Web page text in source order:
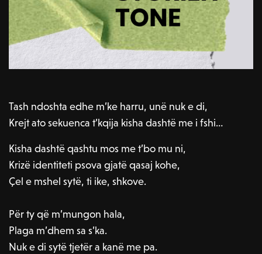
Tash ndoshta edhe m’ke harru, unë nuk e di,
Krejt ato sekuenca t’kqija kisha dashtë me i fshi…
Kisha dashtë qashtu mos me t’bo mu ni,
Krizë identiteti psova gjatë qasaj kohe,
Çel e mshel sytë, ti ike, shkove.
Për ty që m’mungon hala,
Plaga m’dhem sa s’ka.
Nuk e di sytë tjetër a kanë me pa.